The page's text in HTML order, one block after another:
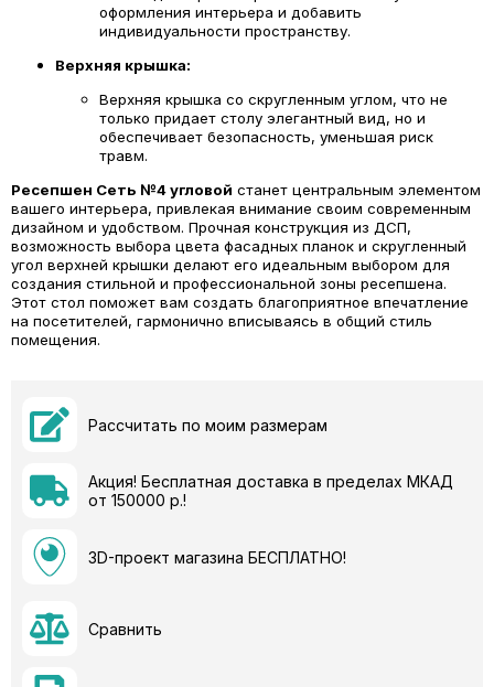
оформления интерьера и добавить
индивидуальности пространству.
Верхняя крышка:
Верхняя крышка со скругленным углом, что не
только придает столу элегантный вид, но и
обеспечивает безопасность, уменьшая риск
травм.
Ресепшен Сеть №4 угловой станет центральным элементом
вашего интерьера, привлекая внимание своим современным
дизайном и удобством. Прочная конструкция из ДСП,
возможность выбора цвета фасадных планок и скругленный
угол верхней крышки делают его идеальным выбором для
создания стильной и профессиональной зоны ресепшена.
Этот стол поможет вам создать благоприятное впечатление
на посетителей, гармонично вписываясь в общий стиль
помещения.
Рассчитать по моим размерам
Акция! Бесплатная доставка в пределах МКАД
от 150000 р.!
3D-проект магазина БЕСПЛАТНО!
Сравнить